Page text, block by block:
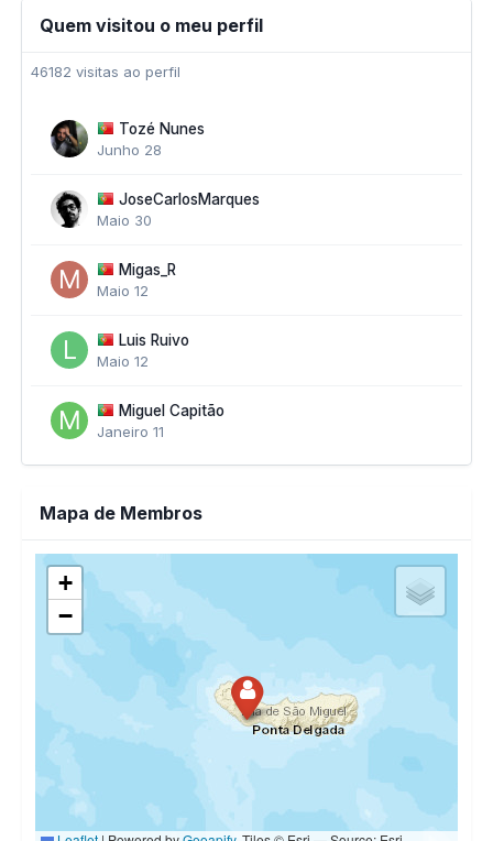
Quem visitou o meu perfil
46182 visitas ao perfil
Tozé Nunes
Junho 28
JoseCarlosMarques
Maio 30
Migas_R
Maio 12
Luis Ruivo
Maio 12
Miguel Capitão
Janeiro 11
Mapa de Membros